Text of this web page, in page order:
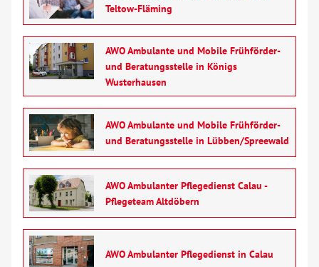
Mitmachen
Karriere
Ausbildung
Glossar
Suche
Kontakt
Teltow-Fläming
AWO Ambulante und Mobile Frühförder-
und Beratungsstelle in Königs
Wusterhausen
AWO Ambulante und Mobile Frühförder-
und Beratungsstelle in Lübben/Spreewald
AWO Ambulanter Pflegedienst Calau -
Pflegeteam Altdöbern
AWO Ambulanter Pflegedienst in Calau